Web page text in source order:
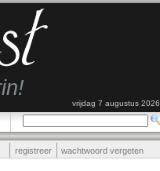
vrijdag 7 augustus 2026
registreer wachtwoord vergeten